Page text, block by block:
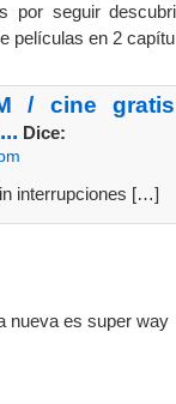
por seguir
películas en 2
/ cine
Dice:
interrupciones […]
nueva es super way